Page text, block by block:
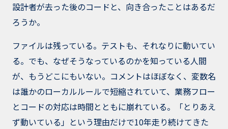
設計者が去った後のコードと、向き合ったことはあるだ
ろうか。
ファイルは残っている。テストも、それなりに動いてい
る。でも、なぜそうなっているのかを知っている人間
が、もうどこにもいない。コメントはほぼなく、変数名
は誰かのローカルルールで短縮されていて、業務フロー
とコードの対応は時間とともに崩れている。「とりあえ
ず動いている」という理由だけで10年走り続けてきた